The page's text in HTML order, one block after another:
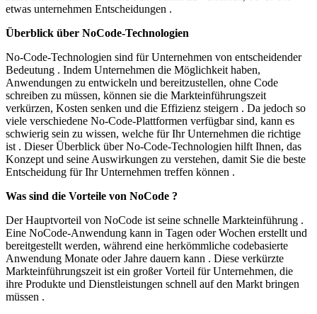
etwas unternehmen Entscheidungen .
Überblick über NoCode-Technologien
No-Code-Technologien sind für Unternehmen von entscheidender
Bedeutung . Indem Unternehmen die Möglichkeit haben,
Anwendungen zu entwickeln und bereitzustellen, ohne Code
schreiben zu müssen, können sie die Markteinführungszeit
verkürzen, Kosten senken und die Effizienz steigern . Da jedoch so
viele verschiedene No-Code-Plattformen verfügbar sind, kann es
schwierig sein zu wissen, welche für Ihr Unternehmen die richtige
ist . Dieser Überblick über No-Code-Technologien hilft Ihnen, das
Konzept und seine Auswirkungen zu verstehen, damit Sie die beste
Entscheidung für Ihr Unternehmen treffen können .
Was sind die Vorteile von NoCode ?
Der Hauptvorteil von NoCode ist seine schnelle Markteinführung .
Eine NoCode-Anwendung kann in Tagen oder Wochen erstellt und
bereitgestellt werden, während eine herkömmliche codebasierte
Anwendung Monate oder Jahre dauern kann . Diese verkürzte
Markteinführungszeit ist ein großer Vorteil für Unternehmen, die
ihre Produkte und Dienstleistungen schnell auf den Markt bringen
müssen .